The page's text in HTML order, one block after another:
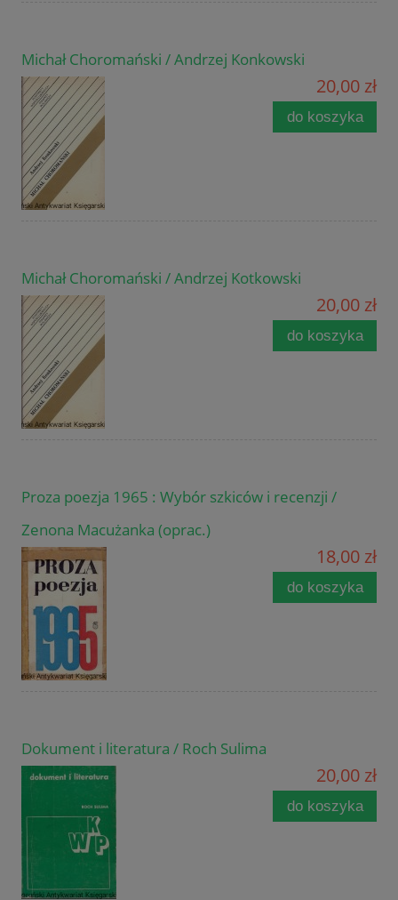
Michał Choromański / Andrzej Konkowski
20,00 zł
do koszyka
Michał Choromański / Andrzej Kotkowski
20,00 zł
do koszyka
Proza poezja 1965 : Wybór szkiców i recenzji /
Zenona Macużanka (oprac.)
18,00 zł
do koszyka
Dokument i literatura / Roch Sulima
20,00 zł
do koszyka